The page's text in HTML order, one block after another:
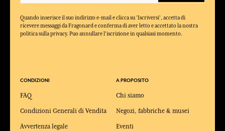
Quando inserisce il suo indirizzo e-mail e clicca su 'Iscriversi', accetta di
ricevere messaggi da Fragonard e conferma di aver letto e accettato la nostra
politica sulla privacy. Puo annullare l'iscrizione in qualsiasi momento.
CONDIZIONI
FAQ
Condizioni Generali di Vendita
Avvertenza legale
A PROPOSITO
Chi siamo
Negozi, fabbriche & musei
Eventi